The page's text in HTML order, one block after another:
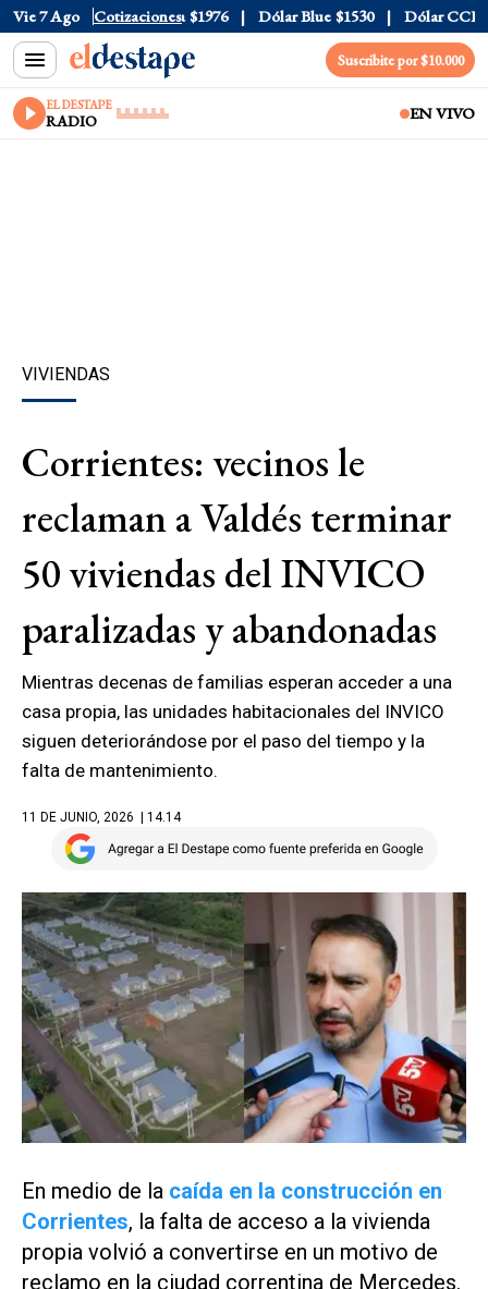
Vie 7 Ago Cotizaciones
$1520 Dólar Tarjeta $1976 Dólar Blue $1530 Dólar CCL
Suscribite por $10.000
EL DESTAPE
RADIO EN VIVO
VIVIENDAS
Corrientes: vecinos le
reclaman a Valdés terminar
50 viviendas del INVICO
paralizadas y abandonadas
Mientras decenas de familias esperan acceder a una
casa propia, las unidades habitacionales del INVICO
siguen deteriorándose por el paso del tiempo y la
falta de mantenimiento.
11 DE JUNIO, 2026 | 14.14
En medio de la caída en la construcción en
Corrientes, la falta de acceso a la vivienda
propia volvió a convertirse en un motivo de
reclamo en la ciudad correntina de Mercedes.